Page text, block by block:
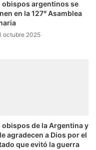
obispos argentinos se
en la 127° Asamblea
octubre 2025
obispos de la Argentina y
agradecen a Dios por el
que evitó la guerra